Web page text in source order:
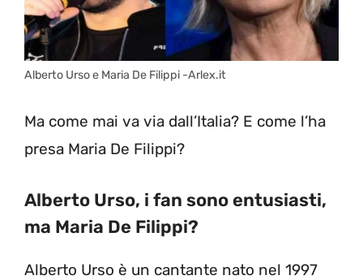
Alberto Urso e Maria De Filippi -Arlex.it
Ma come mai va via dall’Italia? E come l’ha
presa Maria De Filippi?
Alberto Urso, i fan sono entusiasti,
ma Maria De Filippi?
Alberto Urso è un cantante nato nel 1997